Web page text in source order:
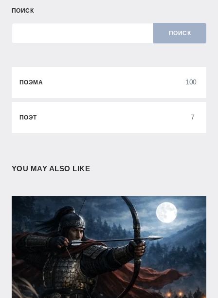
ПОИСК
ПОИСК
ПОЭМА 100
ПОЭТ 7
YOU MAY ALSO LIKE